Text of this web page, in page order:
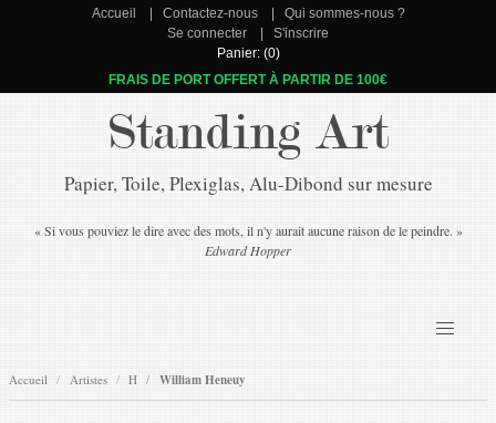
Accueil Contactez-nous
Qui sommes-nous ?
Se connecter
S'inscrire
Panier: (0)
FRAIS DE PORT OFFERT À PARTIR DE 100€
Standing Art
Papier, Toile, Plexiglas, Alu-Dibond sur mesure
« Si vous pouviez le dire avec des mots, il n'y aurait aucune raison de le peindre. »
Edward Hopper
Accueil Artistes H William Heneuy